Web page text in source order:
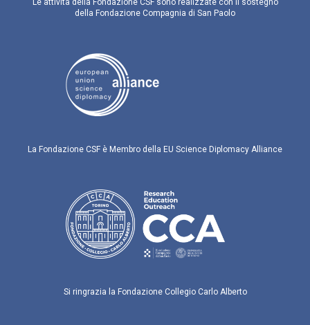
Le attività della Fondazione CSF sono realizzate con il sostegno
della Fondazione Compagnia di San Paolo
La Fondazione CSF è Membro della EU Science Diplomacy Alliance
Si ringrazia la Fondazione Collegio Carlo Alberto